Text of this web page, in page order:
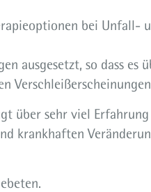
bei Unfall-
ausgesetzt, so dass es
über sehr viel
krankhaften